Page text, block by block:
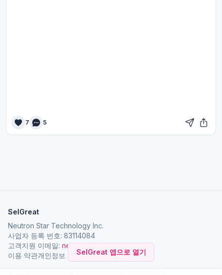
SelGreat 앱으로 열기
7 5
SelGreat
Neutron Star Technology Inc.
사업자 등록 번호: 83114084
고객지원 이메일: neutronstar.ai@gmail.com
이용 약관개인정보 처리방침 회사 소개